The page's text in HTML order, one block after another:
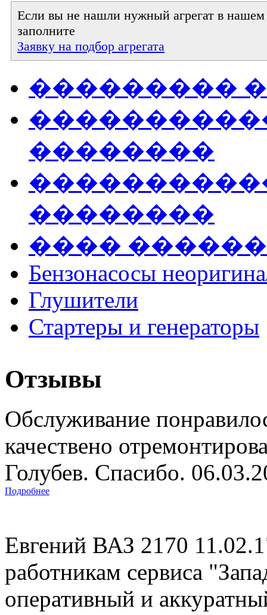
Если вы не нашли нужный агрегат в нашем
заполните
Заявку на подбор агрегата
���������
��������
��������
����
Бензонасосы
Глушители
Стартеры и генераторы
Отзывы
Обслуживание
качествено
Голубев. Спасибо.
Подробнее
Евгений ВАЗ 2170
работникам сервиса
оперативный и